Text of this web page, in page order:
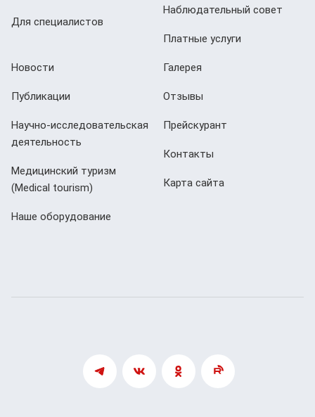
Для специалистов
Наблюдательный совет
Платные услуги
Новости
Публикации
Научно-исследовательская
деятельность
Медицинский туризм
(Мedical tourism)
Наше оборудование
Галерея
Отзывы
Прейскурант
Контакты
Карта сайта